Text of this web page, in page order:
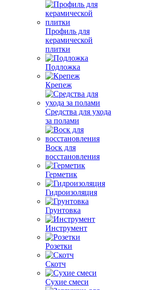
Профиль для
керамической
плитки
Подложка
Крепеж
Средства для ухода
за полами
Воск для
восстановления
Герметик
Гидроизоляция
Грунтовка
Инструмент
Розетки
Скотч
Сухие смеси